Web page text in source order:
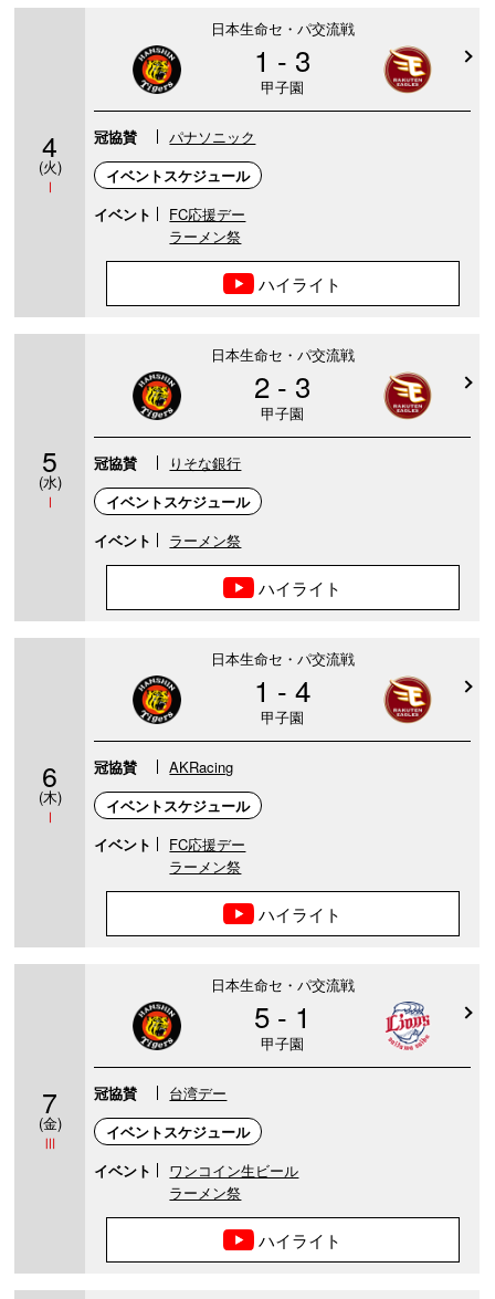
4
(火)
Ⅰ
日本生命セ・パ交流戦
1 - 3
甲子園
冠協賛
パナソニック
イベントスケジュール
イベント
FC応援デー
ラーメン祭
ハイライト
5
(水)
Ⅰ
日本生命セ・パ交流戦
2 - 3
甲子園
冠協賛
りそな銀行
イベントスケジュール
イベント
ラーメン祭
ハイライト
6
(木)
Ⅰ
日本生命セ・パ交流戦
1 - 4
甲子園
冠協賛
AKRacing
イベントスケジュール
イベント
FC応援デー
ラーメン祭
ハイライト
7
(金)
Ⅲ
日本生命セ・パ交流戦
5 - 1
甲子園
冠協賛
台湾デー
イベントスケジュール
イベント
ワンコイン生ビール
ラーメン祭
ハイライト